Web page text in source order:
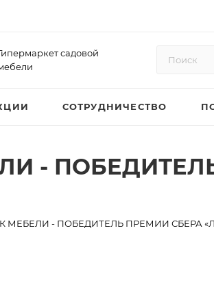
садовой
СОТРУДНИЧЕСТВО
-
МЕБЕЛИ - ПОБЕДИТЕЛЬ ПРЕМИИ СБЕРА